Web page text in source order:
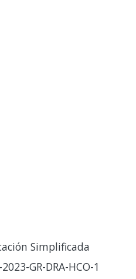
Simplificada
GR-DRA-HCO-1